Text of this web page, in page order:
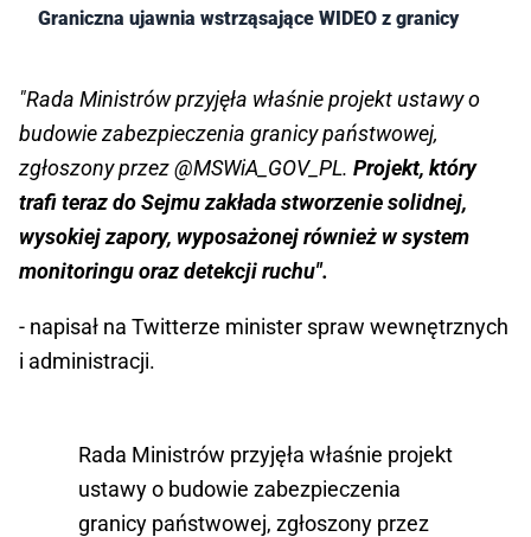
Graniczna ujawnia wstrząsające WIDEO z granicy
"Rada Ministrów przyjęła właśnie projekt ustawy o
budowie zabezpieczenia granicy państwowej,
zgłoszony przez @MSWiA_GOV_PL. Projekt, który
trafi teraz do Sejmu zakłada stworzenie solidnej,
wysokiej zapory, wyposażonej również w system
monitoringu oraz detekcji ruchu".
- napisał na Twitterze minister spraw wewnętrznych
i administracji.
Rada Ministrów przyjęła właśnie projekt
ustawy o budowie zabezpieczenia
granicy państwowej, zgłoszony przez